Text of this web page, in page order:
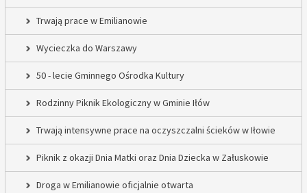
Trwają prace w Emilianowie
Wycieczka do Warszawy
50 - lecie Gminnego Ośrodka Kultury
Rodzinny Piknik Ekologiczny w Gminie Iłów
Trwają intensywne prace na oczyszczalni ścieków w Iłowie
Piknik z okazji Dnia Matki oraz Dnia Dziecka w Załuskowie
Droga w Emilianowie oficjalnie otwarta